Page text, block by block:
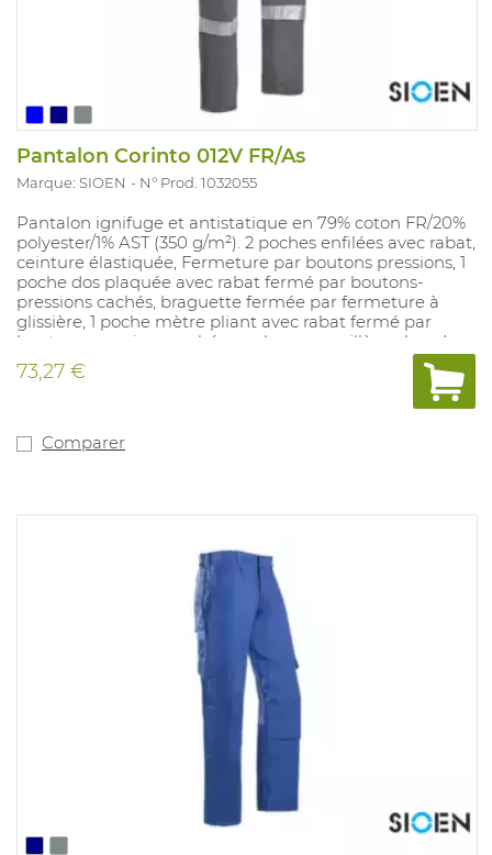
Pantalon Corinto 012V FR/As
Marque: SIOEN N° Prod. 1032055
Pantalon ignifuge et antistatique en 79% coton FR/20%
polyester/1% AST (350 g/m²). 2 poches enfilées avec rabat,
ceinture élastiquée, Fermeture par boutons pressions, 1
poche dos plaquée avec rabat fermé par boutons-
pressions cachés, braguette fermée par fermeture à
glissière, 1 poche mètre pliant avec rabat fermé par
boutons-pressions cachés, poches genouillères, bandes
retro-réfléchissantes ignifugées (5 cm). Couleurs
disponibles: marine, gris et bleu royale. Tailles
73,27 €
Comparer